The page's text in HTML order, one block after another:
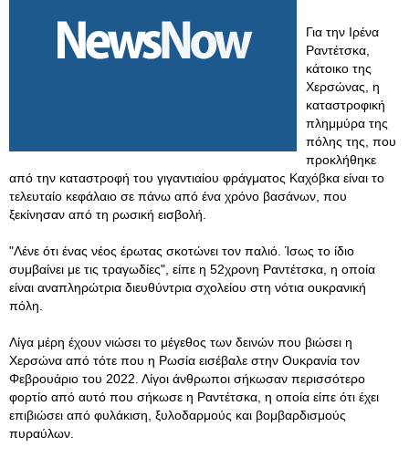
Για την Ιρένα
Ραντέτσκα,
κάτοικο της
Χερσώνας, η
καταστροφική
πλημμύρα της
πόλης της, που
προκλήθηκε
από την καταστροφή του γιγαντιαίου φράγματος Καχόβκα είναι το
τελευταίο κεφάλαιο σε πάνω από ένα χρόνο βασάνων, που
ξεκίνησαν από τη ρωσική εισβολή.
"Λένε ότι ένας νέος έρωτας σκοτώνει τον παλιό. Ίσως το ίδιο
συμβαίνει με τις τραγωδίες", είπε η 52χρονη Ραντέτσκα, η οποία
είναι αναπληρώτρια διευθύντρια σχολείου στη νότια ουκρανική
πόλη.
Λίγα μέρη έχουν νιώσει το μέγεθος των δεινών που βιώσει η
Χερσώνα από τότε που η Ρωσία εισέβαλε στην Ουκρανία τον
Φεβρουάριο του 2022. Λίγοι άνθρωποι σήκωσαν περισσότερο
φορτίο από αυτό που σήκωσε η Ραντέτσκα, η οποία είπε ότι έχει
επιβιώσει από φυλάκιση, ξυλοδαρμούς και βομβαρδισμούς
πυραύλων.